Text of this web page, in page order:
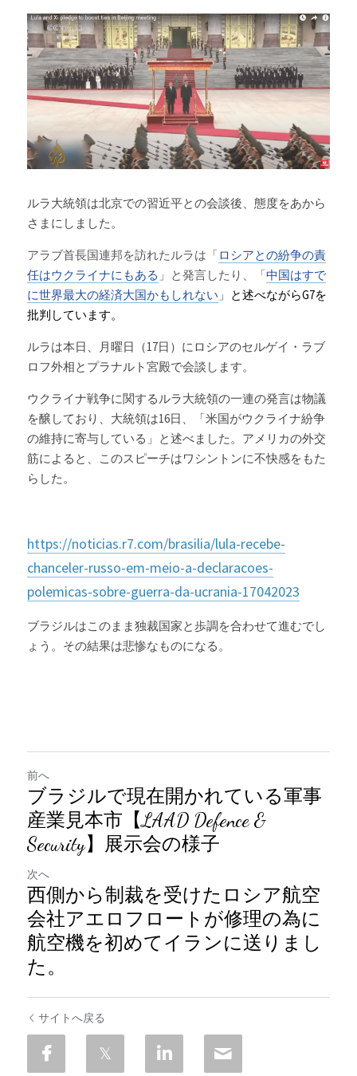
ルラ大統領は北京での習近平との会談後、態度をあから
さまにしました。
アラブ首長国連邦を訪れたルラは「ロシアとの紛争の責
任はウクライナにもある 」と発言したり、「中国はすで
に世界最大の経済大国かもしれない 」 と述べながらG7を
批判しています。
ルラは本日、月曜日（17日）にロシアのセルゲイ・ラブ
ロフ外相とプラナルト宮殿で会談します。
ウクライナ戦争に関するルラ大統領の一連の発言は物議
を醸しており、大統領は16日、「米国がウクライナ紛争
の維持に寄与している」と述べました。アメリカの外交
筋によると、このスピーチはワシントンに不快感をもた
らした。
https://noticias.r7.com/brasilia/lula-recebe-
chanceler-russo-em-meio-a-declaracoes-
polemicas-sobre-guerra-da-ucrania-17042023
ブラジルはこのまま独裁国家と歩調を合わせて進むでし
ょう。その結果は悲惨なものになる。
前へ
ブラジルで現在開かれている軍事
産業見本市【LAAD Defence &
Security】展示会の様子
次へ
西側から制裁を受けたロシア航空
会社アエロフロートが修理の為に
航空機を初めてイランに送りまし
た。
サイトへ戻る